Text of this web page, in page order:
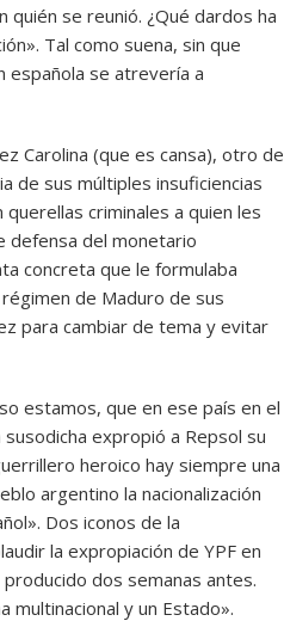
quién se reunió. ¿Qué dardos ha
Tal como suena, sin que
española se atrevería a
Carolina (que es cansa), otro de
de sus múltiples insuficiencias
criminales a quien les
defensa del monetario
concreta que le formulaba
de Maduro de sus
para cambiar de tema y evitar
estamos, que en ese país en el
expropió a Repsol su
heroico hay siempre una
argentino la nacionalización
Dos iconos de la
la expropiación de YPF en
dos semanas antes.
multinacional y un Estado».